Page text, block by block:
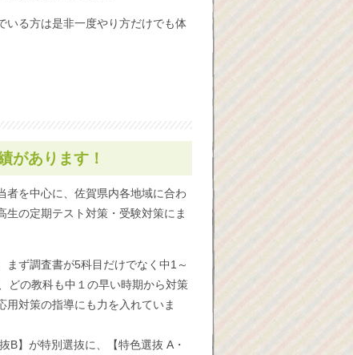
いる方は是非一度やり方だけでも体
があります！
者を中心に、佐賀県内各地域に合わ
の定期テスト対策・受験対策にま
ず調査書が5科目だけでなく中1～
どの教科も中１の早い時期から対策
用対策の指導にも力を入れていま
B】が特別選抜に、【特色選抜 A・